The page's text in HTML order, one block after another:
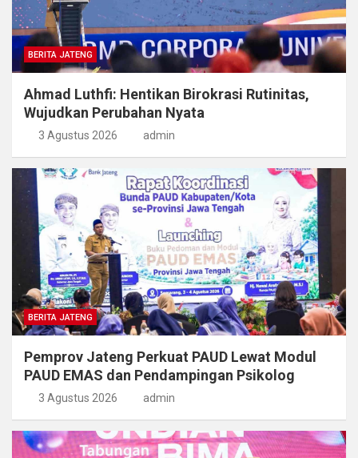
BERITA JATENG
Ahmad Luthfi: Hentikan Birokrasi Rutinitas,
Wujudkan Perubahan Nyata
3 Agustus 2026 admin
BERITA JATENG
Pemprov Jateng Perkuat PAUD Lewat Modul
PAUD EMAS dan Pendampingan Psikolog
3 Agustus 2026 admin